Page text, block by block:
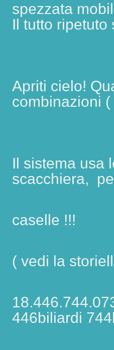
spezzata
Il tutto ripetuto
Apriti cielo!
combinazioni
Il sistema usa
scacchiera,
caselle !!!
( vedi la
446biliardi